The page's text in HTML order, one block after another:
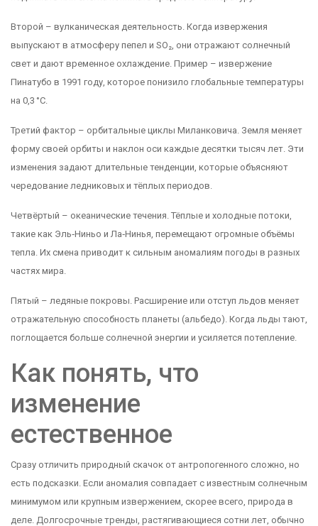
Второй – вулканическая деятельность. Когда извержения
выпускают в атмосферу пепел и SO₂, они отражают солнечный
свет и дают временное охлаждение. Пример – извержение
Пинатубо в 1991 году, которое понизило глобальные температуры
на 0,3 °C.
Третий фактор – орбитальные циклы Миланковича. Земля меняет
форму своей орбиты и наклон оси каждые десятки тысяч лет. Эти
изменения задают длительные тенденции, которые объясняют
чередование ледниковых и тёплых периодов.
Четвёртый – океанические течения. Тёплые и холодные потоки,
такие как Эль‑Ниньо и Ла‑Нинья, перемещают огромные объёмы
тепла. Их смена приводит к сильным аномалиям погоды в разных
частях мира.
Пятый – ледяные покровы. Расширение или отступ льдов меняет
отражательную способность планеты (альбедо). Когда льды тают,
поглощается больше солнечной энергии и усиляется потепление.
Как понять, что
изменение
естественное
Сразу отличить природный скачок от антропогенного сложно, но
есть подсказки. Если аномалия совпадает с известным солнечным
минимумом или крупным извержением, скорее всего, природа в
деле. Долгосрочные тренды, растягивающиеся сотни лет, обычно